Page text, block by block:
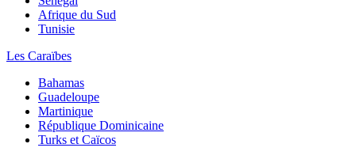
Afrique du Sud
Tunisie
Les Caraïbes
Bahamas
Guadeloupe
Martinique
République Dominicaine
Turks et Caïcos